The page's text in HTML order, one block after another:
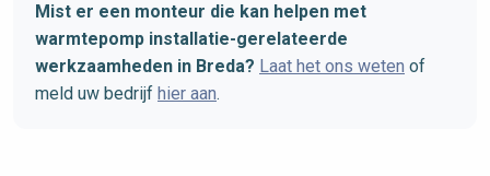
Mist er een monteur die kan helpen met
warmtepomp installatie-gerelateerde
werkzaamheden in Breda? Laat het ons weten of
meld uw bedrijf hier aan.